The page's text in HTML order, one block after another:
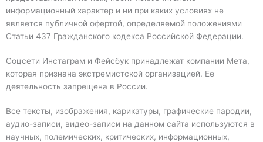
информационный характер и ни при каких условиях не
является публичной офертой, определяемой положениями
Статьи 437 Гражданского кодекса Российской Федерации.
Соцсети Инстаграм и Фейсбук принадлежат компании Мета,
которая признана экстремистской организацией. Её
деятельность запрещена в России.
Все тексты, изображения, карикатуры, графические пародии,
аудио-записи, видео-записи на данном сайта используются в
научных, полемических, критических, информационных,